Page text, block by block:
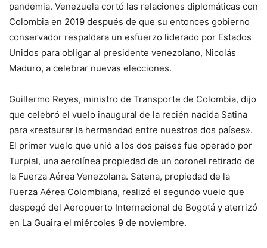
pandemia. Venezuela cortó las relaciones diplomáticas con
Colombia en 2019 después de que su entonces gobierno
conservador respaldara un esfuerzo liderado por Estados
Unidos para obligar al presidente venezolano, Nicolás
Maduro, a celebrar nuevas elecciones.
Guillermo Reyes, ministro de Transporte de Colombia, dijo
que celebró el vuelo inaugural de la recién nacida Satina
para «restaurar la hermandad entre nuestros dos países».
El primer vuelo que unió a los dos países fue operado por
Turpial, una aerolínea propiedad de un coronel retirado de
la Fuerza Aérea Venezolana. Satena, propiedad de la
Fuerza Aérea Colombiana, realizó el segundo vuelo que
despegó del Aeropuerto Internacional de Bogotá y aterrizó
en La Guaira el miércoles 9 de noviembre.